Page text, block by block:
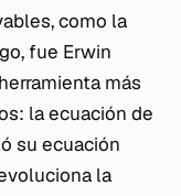
como la
fue Erwin
más
la ecuación de
su ecuación
la